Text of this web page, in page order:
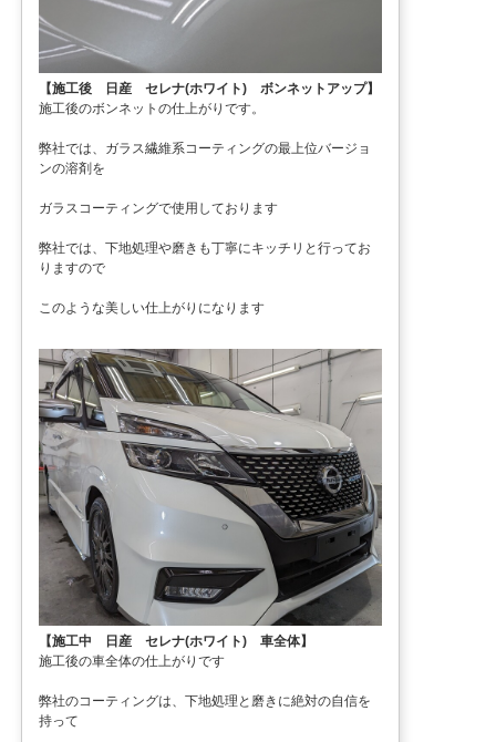
【施工後 日産 セレナ(ホワイト) ボンネットアップ】
施工後のボンネットの仕上がりです。
弊社では、ガラス繊維系コーティングの最上位バージョ
ンの溶剤を
ガラスコーティングで使用しております
弊社では、下地処理や磨きも丁寧にキッチリと行ってお
りますので
このような美しい仕上がりになります
【施工中 日産 セレナ(ホワイト) 車全体】
施工後の車全体の仕上がりです
弊社のコーティングは、下地処理と磨きに絶対の自信を
持って